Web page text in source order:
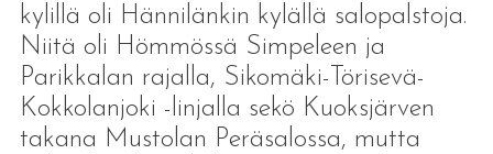
kylillä oli Hännilänkin kylällä salopalstoja.
Niitä oli Hömmössä Simpeleen ja
Parikkalan rajalla, Sikomäki-Törisevä-
Kokkolanjoki -linjalla sekö Kuoksjärven
takana Mustolan Peräsalossa, mutta